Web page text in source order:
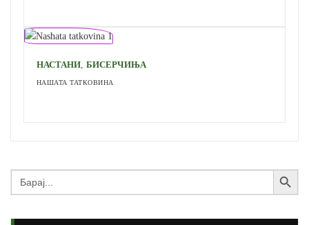
НАСТАНИ, БИСЕРЧИЊА
НАШАТА ТАТКОВИНА
Search
for:
Search Button